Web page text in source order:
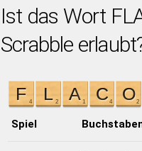
Ist das Wort
Scrabble
Spiel